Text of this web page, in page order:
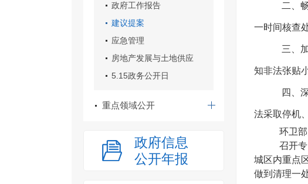
政府工作报告
建议提案
应急管理
房地产发展与土地供应
5.15政务公开日
重点领域公开
政府信息
公开年报
二、
一时间核查
三、
知非法张贴
四、
法采取停机
环卫部
召开
城区内重点
做到清理一